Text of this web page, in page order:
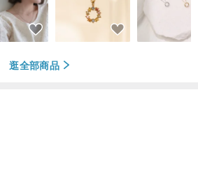
逛全部商品